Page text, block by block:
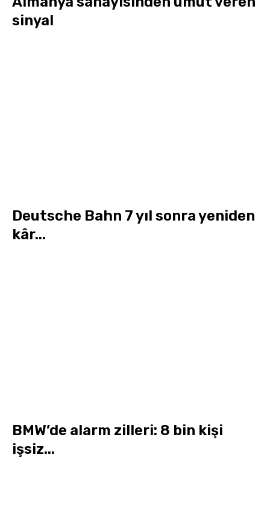
sinyal
Deutsche Bahn 7 yıl sonra yeniden
kâr...
BMW’de alarm zilleri: 8 bin kişi
işsiz...